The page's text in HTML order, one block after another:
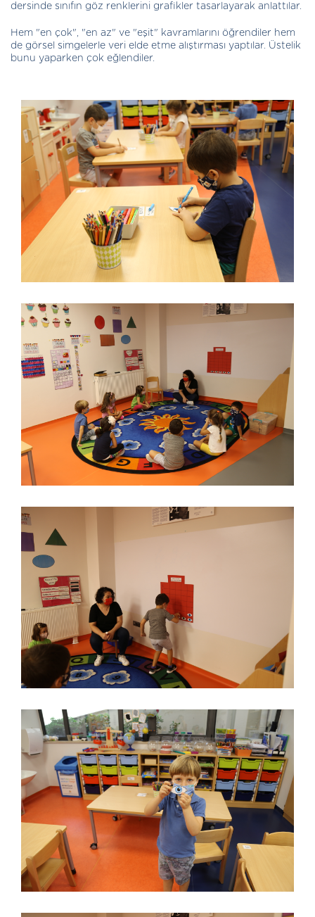
dersinde sınıfın göz renklerini grafikler tasarlayarak anlattılar.
Hem "en çok", "en az" ve "eşit" kavramlarını öğrendiler hem
de görsel simgelerle veri elde etme alıştırması yaptılar. Üstelik
bunu yaparken çok eğlendiler.